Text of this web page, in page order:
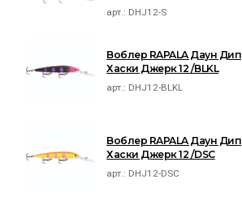
арт.: DHJ12-S
Воблер RAPALA Даун Дип
Хаски Джерк 12 /BLKL
арт.: DHJ12-BLKL
Воблер RAPALA Даун Дип
Хаски Джерк 12 /DSC
арт.: DHJ12-DSC